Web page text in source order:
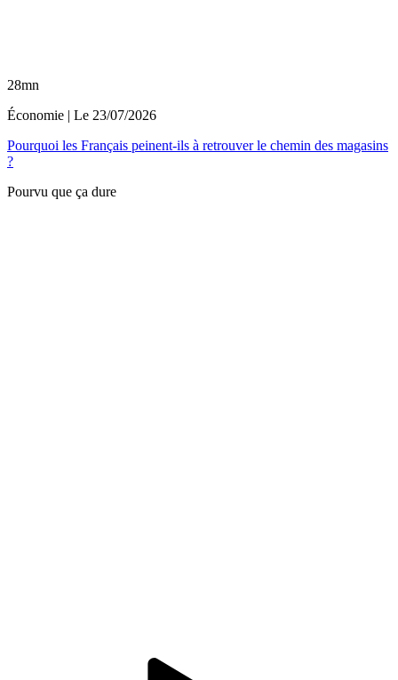
28mn
Économie | Le 23/07/2026
Pourquoi les Français peinent-ils à retrouver le chemin des magasins
?
Pourvu que ça dure